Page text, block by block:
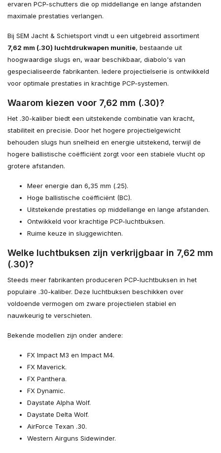
ervaren PCP-schutters die op middellange en lange afstanden
maximale prestaties verlangen.
Bij SEM Jacht & Schietsport vindt u een uitgebreid assortiment
7,62 mm (.30) luchtdrukwapen munitie, bestaande uit
hoogwaardige slugs en, waar beschikbaar, diabolo's van
gespecialiseerde fabrikanten. Iedere projectielserie is ontwikkeld
voor optimale prestaties in krachtige PCP-systemen.
Waarom kiezen voor 7,62 mm (.30)?
Het .30-kaliber biedt een uitstekende combinatie van kracht,
stabiliteit en precisie. Door het hogere projectielgewicht
behouden slugs hun snelheid en energie uitstekend, terwijl de
hogere ballistische coëfficiënt zorgt voor een stabiele vlucht op
grotere afstanden.
Meer energie dan 6,35 mm (.25).
Hoge ballistische coëfficiënt (BC).
Uitstekende prestaties op middellange en lange afstanden.
Ontwikkeld voor krachtige PCP-luchtbuksen.
Ruime keuze in sluggewichten.
Welke luchtbuksen zijn verkrijgbaar in 7,62 mm
(.30)?
Steeds meer fabrikanten produceren PCP-luchtbuksen in het
populaire .30-kaliber. Deze luchtbuksen beschikken over
voldoende vermogen om zware projectielen stabiel en
nauwkeurig te verschieten.
Bekende modellen zijn onder andere:
FX Impact M3 en Impact M4.
FX Maverick.
FX Panthera.
FX Dynamic.
Daystate Alpha Wolf.
Daystate Delta Wolf.
AirForce Texan .30.
Western Airguns Sidewinder.